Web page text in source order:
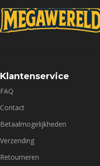
Klantenservice
FAQ
Contact
Betaalmogelijkheden
Verzending
Retourneren